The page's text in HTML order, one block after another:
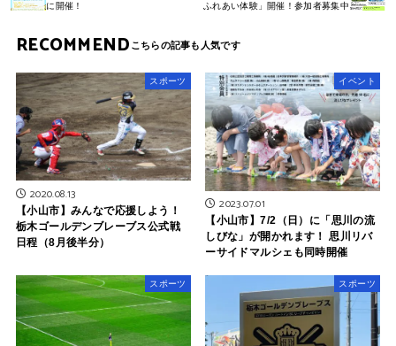
に開催！
ふれあい体験」開催！参加者募集中
RECOMMEND
スポーツ
2020.08.13
【小山市】みんなで応援しよう！
栃木ゴールデンブレーブス公式戦
日程（8月後半分）
イベント
2023.07.01
【小山市】7/2（日）に「思川の流
しびな」が開かれます！ 思川リバ
ーサイドマルシェも同時開催
スポーツ スポーツ